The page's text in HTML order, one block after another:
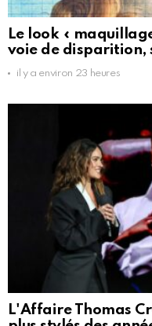
Le look «
voie de disparition,
il y a environ 23 heures
L'Affaire Thomas